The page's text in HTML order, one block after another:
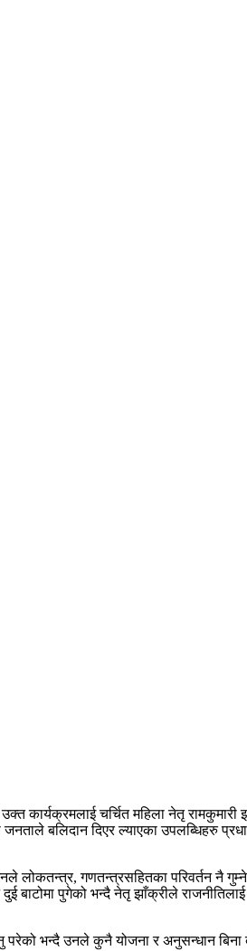
कार्यक्रमलाई चर्चित महिला नेतृ
बलिदान दिएर ल्याएका उपलब्धिहरु
लोकतन्त्र, गणतन्त्रसहितका परिवर्तन नै
बाटोमा पुगेको भन्दै नेतृ झाँक्रीले
भन्दै उनले कुनै योजना र अनुसन्धान बिना